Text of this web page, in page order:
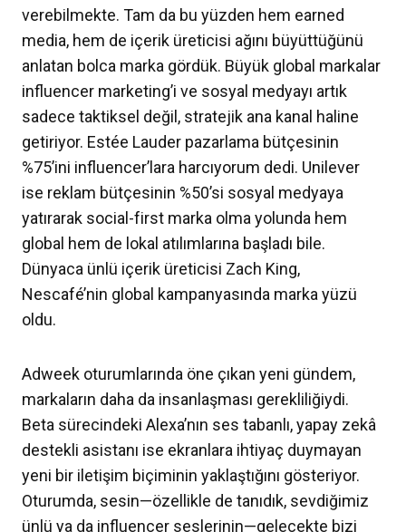
verebilmekte. Tam da bu yüzden hem earned
media, hem de içerik üreticisi ağını büyüttüğünü
anlatan bolca marka gördük. Büyük global markalar
influencer marketing’i ve sosyal medyayı artık
sadece taktiksel değil, stratejik ana kanal haline
getiriyor. Estée Lauder pazarlama bütçesinin
%75’ini influencer’lara harcıyorum dedi. Unilever
ise reklam bütçesinin %50’si sosyal medyaya
yatırarak social-first marka olma yolunda hem
global hem de lokal atılımlarına başladı bile.
Dünyaca ünlü içerik üreticisi Zach King,
Nescafé’nin global kampanyasında marka yüzü
oldu.
Adweek oturumlarında öne çıkan yeni gündem,
markaların daha da insanlaşması gerekliliğiydi.
Beta sürecindeki Alexa’nın ses tabanlı, yapay zekâ
destekli asistanı ise ekranlara ihtiyaç duymayan
yeni bir iletişim biçiminin yaklaştığını gösteriyor.
Oturumda, sesin—özellikle de tanıdık, sevdiğimiz
ünlü ya da influencer seslerinin—gelecekte bizi